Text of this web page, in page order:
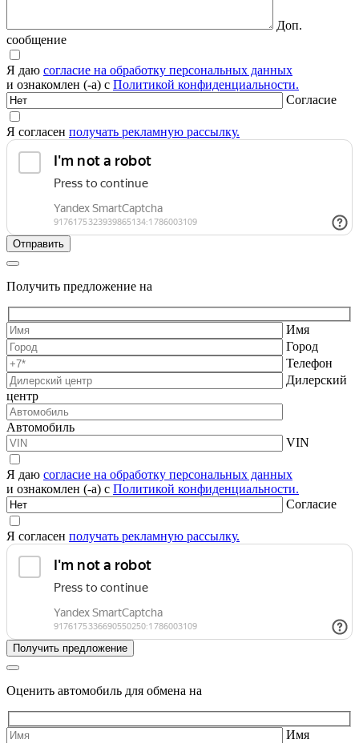
Доп.
сообщение
Я даю согласие на обработку персональных данных
и ознакомлен (-а) с Политикой конфиденциальности.
Согласие
Я согласен получать рекламную рассылку.
Получить предложение на
Имя
Город
Телефон
Дилерский
центр
Автомобиль
VIN
Я даю согласие на обработку персональных данных
и ознакомлен (-а) с Политикой конфиденциальности.
Согласие
Я согласен получать рекламную рассылку.
Оценить автомобиль для обмена на
Имя